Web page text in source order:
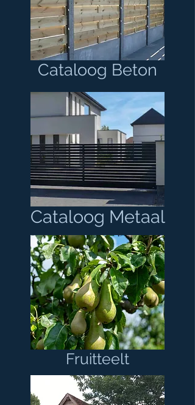
Cataloog Beton
Cataloog Metaal
Fruitteelt